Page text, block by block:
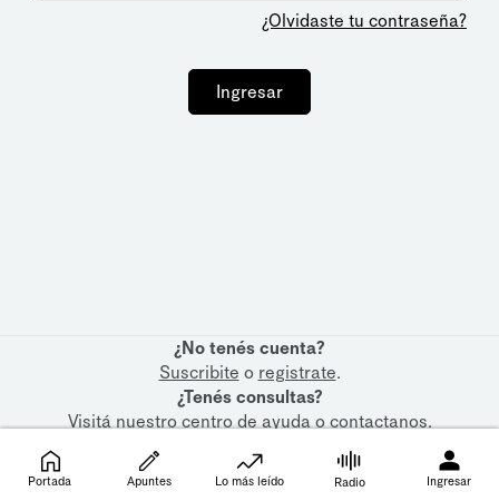
¿Olvidaste tu contraseña?
Ingresar
¿No tenés cuenta?
Suscribite o registrate.
¿Tenés consultas?
Visitá nuestrocentro de ayudaocontactanos.
Portada Apuntes Lo más leído Radio Ingresar